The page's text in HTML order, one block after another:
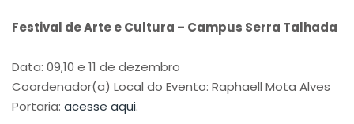
Festival de Arte e Cultura – Campus Serra Talhada
Data: 09,10 e 11 de dezembro
Coordenador(a) Local do Evento: Raphaell Mota Alves
Portaria: acesse aqui.